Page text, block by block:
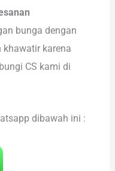
bunga dengan
khawatir karena
CS kami di
dibawah ini :